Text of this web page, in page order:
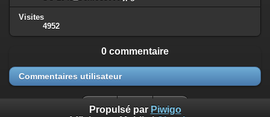
Visites
4952
0 commentaire
Commentaires utilisateur
Propulsé par Piwigo